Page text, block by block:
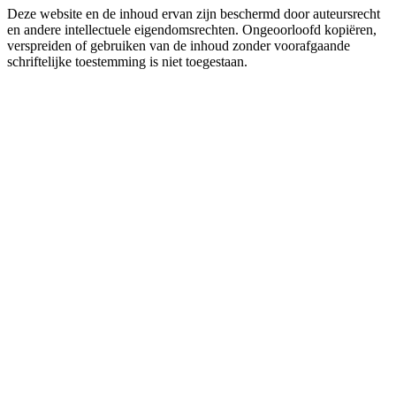
Deze website en de inhoud ervan zijn beschermd door auteursrecht
en andere intellectuele eigendomsrechten. Ongeoorloofd kopiëren,
verspreiden of gebruiken van de inhoud zonder voorafgaande
schriftelijke toestemming is niet toegestaan.